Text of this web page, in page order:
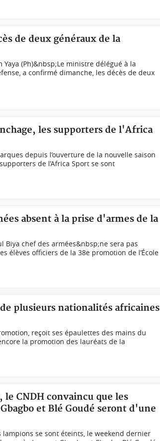
de deux généraux de la
(Ph)&nbsp;Le ministre délégué à la
a confirmé dimanche, les décès de deux
les supporters de l'Africa
depuis l’ouverture de la nouvelle saison
de l’Africa Sport se sont
absent à la prise d'armes de la
Biya chef des armées&nbsp;ne sera pas
élèves officiers de la 38e promotion de l’École
plusieurs nationalités africaines
reçoit ses épaulettes des mains du
la promotion des lauréats de la
CNDH convaincu que les
et Blé Goudé seront d'une
lampions se sont éteints, le weekend dernier